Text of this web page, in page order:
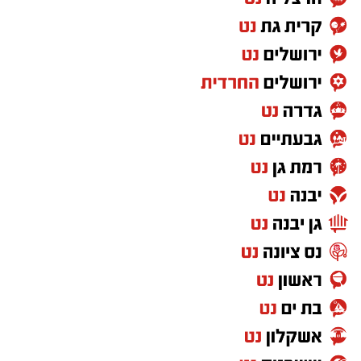
המבוקשות לרכישת דירות מקבלן.
לעומת זאת, בשוק הדירות מיד שנייה בבאר שבע
נרשמה מגמה הפוכה: בתקופה המדוברת נמכרו
זאת, באר שבע שומרת על מעמדה כאחד ממוקדי
המסחר המרכזיים ביד שנייה בארץ לצד ירושלים
וחיפה.
ברמת המאקרו האזורית, מחוז הדרום ממשיך להוות
מנוע מרכזי בשוק הדיור הארצי והוא אחראי על
כ-21.2% מסך הדירות שנמכרו בכלל הארץ
(כ-24% מסך הדירות החדשות הארציות).
בגזרת המחירים, מדד מחירי הדירות במחוז הדרום